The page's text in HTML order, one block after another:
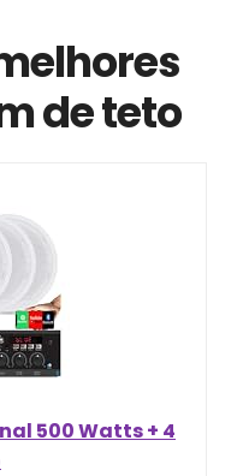
de teto
500 Watts + 4